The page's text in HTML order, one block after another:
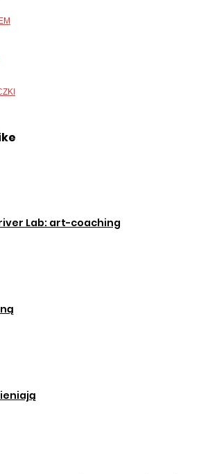
Lab: art-coaching